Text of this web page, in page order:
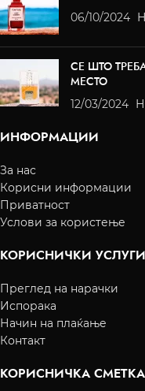
06/10/2024
СЕ ШТО
МЕСТО
12/03/2024
ИНФОРМАЦИИ
За нас
Корисни информации
Приватност
Услови за користење
КОРИСНИЧКИ УСЛУГИ
Преглед на нарачки
Испорака
Начин на плаќање
Контакт
КОРИСНИЧКА СМЕТКА